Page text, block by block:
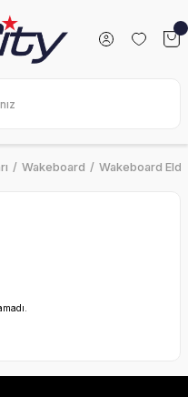
Wakeboard Wakeboard